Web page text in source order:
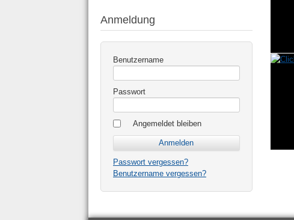
Anmeldung
Benutzername
Passwort
Angemeldet bleiben
Passwort vergessen?
Benutzername vergessen?